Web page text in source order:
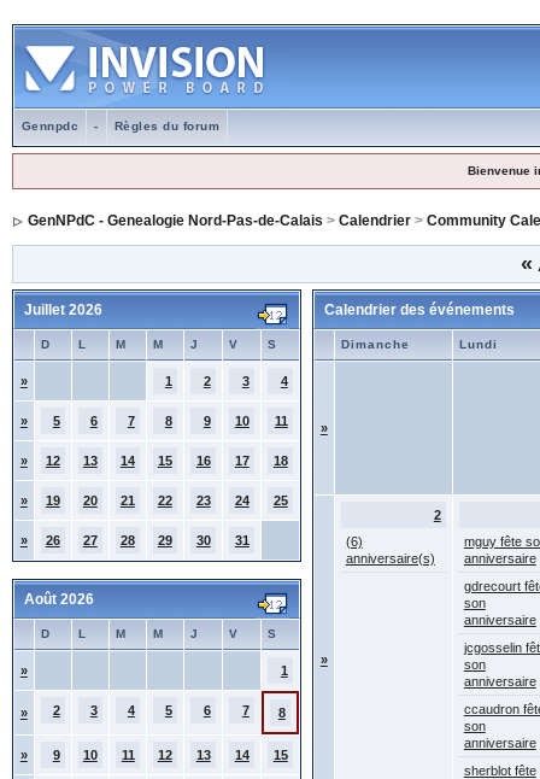
Gennpdc - Règles du forum
Bienvenue
GenNPdC - Genealogie Nord-Pas-de-Calais > Calendrier> Community
«
Juillet 2026
D L M M J V S
» 1 2 3 4
» 5 6 7 8 9 10 11
» 12 13 14 15 16 17 18
» 19 20 21 22 23 24 25
» 26 27 28 29 30 31
Août 2026
D L M M J V S
» 1
» 2 3 4 5 6 7 8
» 9 10 11 12 13 14 15
Calendrier des événements
Dimanche Lundi
»
»
2
(6)
anniversaire(s)
mguy fête
anniversaire
gdrecourt
son
anniversaire
jcgosselin
son
anniversaire
ccaudron
son
anniversaire
sherblot fête